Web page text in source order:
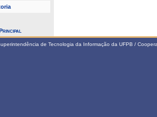
de Tecnologia da Informação da UFPB /